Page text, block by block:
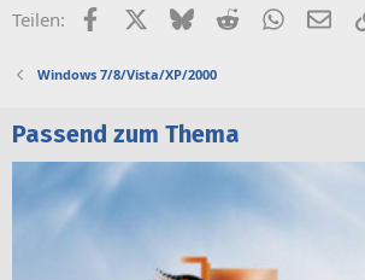
Teilen: FacebookX (Twitter)
BlueskyReddit E-
Windows 7/8/Vista/XP/2000
Passend zum Thema